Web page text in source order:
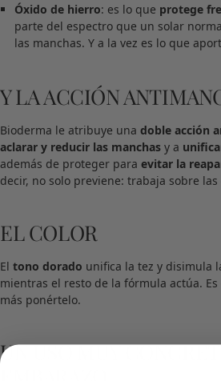
Óxido de hierro: es lo que protege
parte del espectro que un solar
las manchas. Y a la vez es lo que
Y LA ACCIÓN
Bioderma le atribuye una doble acción
aclarar y reducir las manchas y a
además de proteger para evitar la
decir, no solo previene: trabaja sobre
EL COLOR
El tono dorado unifica la tez y disimula
mientras el resto de la fórmula actúa.
más ponértelo.
UN USO MUY